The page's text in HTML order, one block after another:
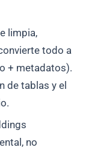
limpia,
todo a
+ metadatos).
de tablas y el
no